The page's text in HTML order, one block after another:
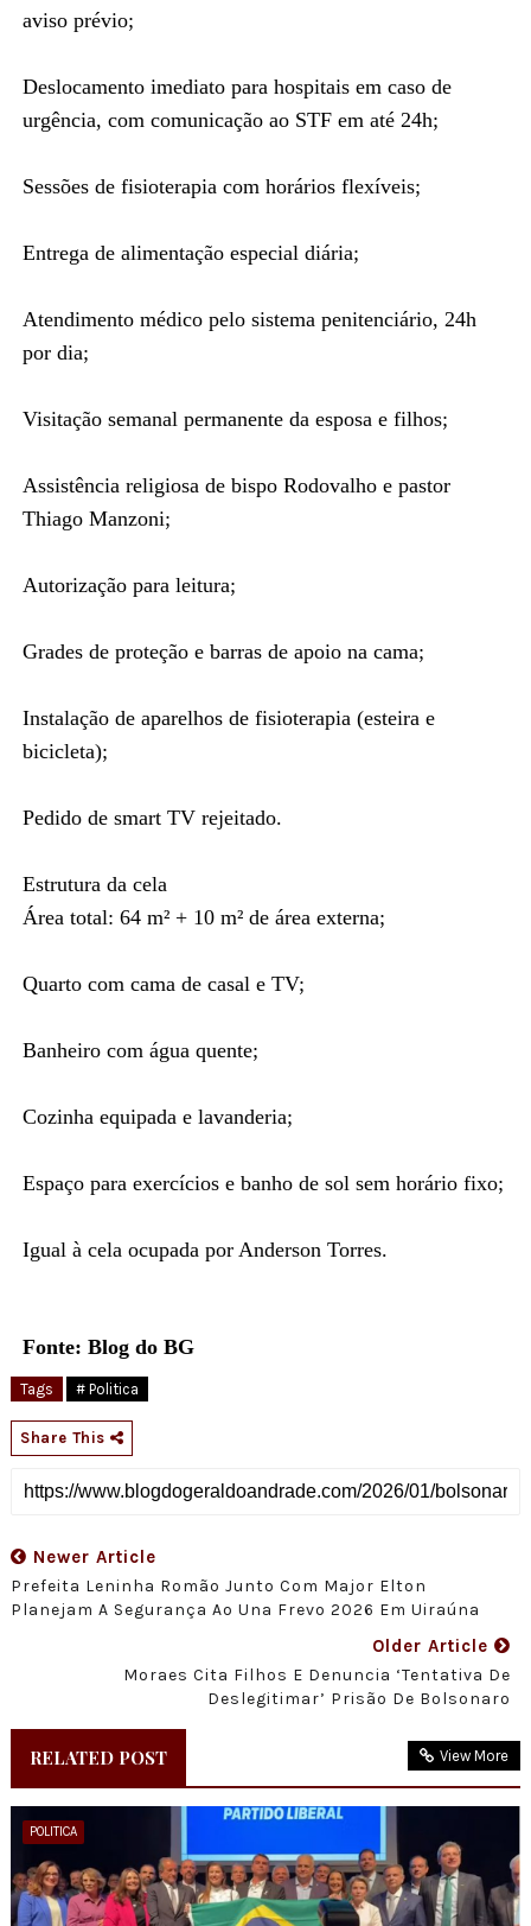
aviso prévio;
Deslocamento imediato para hospitais em caso de
urgência, com comunicação ao STF em até 24h;
Sessões de fisioterapia com horários flexíveis;
Entrega de alimentação especial diária;
Atendimento médico pelo sistema penitenciário, 24h
por dia;
Visitação semanal permanente da esposa e filhos;
Assistência religiosa de bispo Rodovalho e pastor
Thiago Manzoni;
Autorização para leitura;
Grades de proteção e barras de apoio na cama;
Instalação de aparelhos de fisioterapia (esteira e
bicicleta);
Pedido de smart TV rejeitado.
Estrutura da cela
Área total: 64 m² + 10 m² de área externa;
Quarto com cama de casal e TV;
Banheiro com água quente;
Cozinha equipada e lavanderia;
Espaço para exercícios e banho de sol sem horário fixo;
Igual à cela ocupada por Anderson Torres.
Fonte: Blog do BG
Tags # Politica
Share This
Newer Article
Prefeita Leninha Romão Junto Com Major Elton
Planejam A Segurança Ao Una Frevo 2026 Em Uiraúna
Older Article
Moraes Cita Filhos E Denuncia ‘tentativa De
Deslegitimar’ Prisão De Bolsonaro
RELATED POST View More
POLITICA